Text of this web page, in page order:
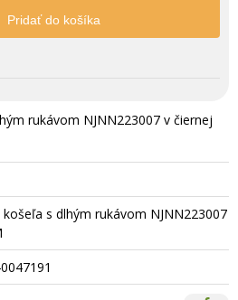
Pridať do košíka
rukávom NJNN223007 v čiernej
košeľa s dlhým rukávom NJNN223007